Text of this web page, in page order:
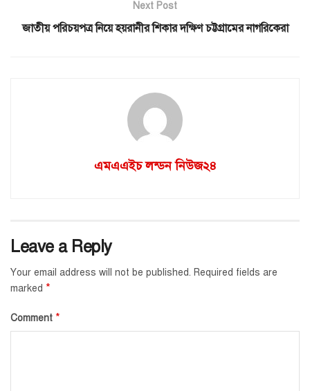
Next Post
জাতীয় পরিচয়পত্র নিয়ে হয়রানীর শিকার দক্ষিণ চট্টগ্রামের নাগরিকেরা
এমএএইচ লন্ডন নিউজ২৪
Leave a Reply
Your email address will not be published. Required fields are
marked *
Comment *